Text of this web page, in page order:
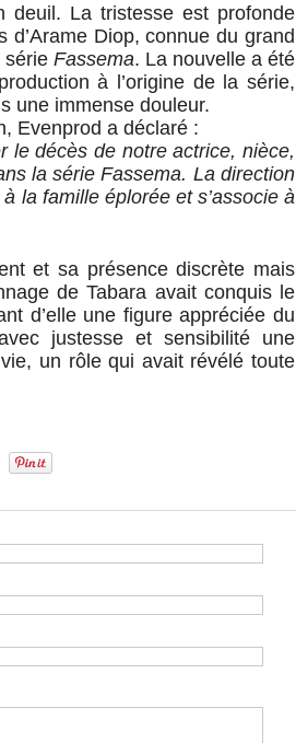
deuil. La tristesse est profonde
d’Arame Diop, connue du grand
série Fassema. La nouvelle a été
à l’origine de la série,
une immense douleur.
Evenprod a déclaré :
le décès de notre actrice, nièce,
la série Fassema. La direction
la famille éplorée et s’associe à
et sa présence discrète mais
de Tabara avait conquis le
d’elle une figure appréciée du
justesse et sensibilité une
un rôle qui avait révélé toute